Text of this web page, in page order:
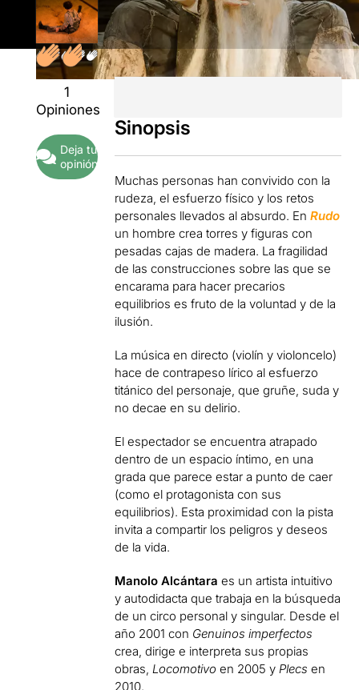
1
Opiniones
Deja tu
opinión
Sinopsis
Muchas personas han convivido con la
rudeza, el esfuerzo físico y los retos
personales llevados al absurdo. EnRudo
un hombre crea torres y figuras con
pesadas cajas de madera. La fragilidad
de las construcciones sobre las que se
encarama para hacer precarios
equilibrios es fruto de la voluntad y de la
ilusión.
La música en directo (violín y violoncelo)
hace de contrapeso lírico al esfuerzo
titánico del personaje, que gruñe, suda y
no decae en su delirio.
El espectador se encuentra atrapado
dentro de un espacio íntimo, en una
grada que parece estar a punto de caer
(como el protagonista con sus
equilibrios). Esta proximidad con la pista
invita a compartir los peligros y deseos
de la vida.
Manolo Alcántara es un artista intuitivo
y autodidacta que trabaja en la búsqueda
de un circo personal y singular. Desde el
año 2001 con Genuinos imperfectos
crea, dirige e interpreta sus propias
obras, Locomotivoen 2005 y Plecs en
2010.